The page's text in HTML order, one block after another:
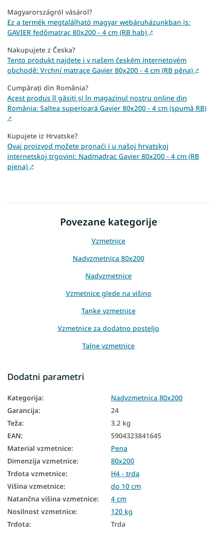
Magyarországról vásárol?
Ez a termék megtalálható magyar webáruházunkban is:
GAVIER fedőmatrac 80x200 - 4 cm (RB hab) ↗
Nakupujete z Česka?
Tento produkt najdete i v našem českém internetovém
obchodě: Vrchní matrace Gavier 80x200 - 4 cm (RB pěna) ↗
Cumpărați din România?
Acest produs îl găsiți și în magazinul nostru online din
România: Saltea superioară Gavier 80x200 - 4 cm (spumă RB)
↗
Kupujete iz Hrvatske?
Ovaj proizvod možete pronaći i u našoj hrvatskoj
internetskoj trgovini: Nadmadrac Gavier 80x200 - 4 cm (RB
pjena) ↗
Povezane kategorije
Vzmetnice
Nadvzmetnica 80x200
Nadvzmetnice
Vzmetnice glede na višino
Tanke vzmetnice
Vzmetnice za dodatno posteljo
Talne vzmetnice
Dvostranske vzmetnice
Vzmetnice za sedenje
Vzmetnice za divan
Vzmetnice glede na trdoto
Trde vzmetnice
Trdota vzmetnice H4
Trde vzmetnice 80x200
Trde zgornje vzmetnice
Dodatni parametri
Kategorija:
Nadvzmetnica 80x200
Garancija:
24
Teža:
3.2 kg
EAN:
5904323841645
Material vzmetnice:
Pena
Dimenzija vzmetnice:
80x200
Trdota vzmetnice:
H4 - trda
Višina vzmetnice:
do 10 cm
Natančna višina vzmetnice:
4 cm
Nosilnost vzmetnice:
120 kg
Trdota: Trda